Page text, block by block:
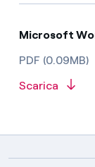
Microsoft
PDF (0.09MB)
Scarica